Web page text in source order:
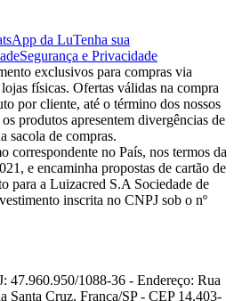
da LuTenha sua
Segurança e Privacidade
exclusivos para compras via
físicas. Ofertas válidas na compra
por cliente, até o término dos nossos
produtos apresentem divergências de
sacola de compras.
correspondente no País, nos termos da
e encaminha propostas de cartão de
para a Luizacred S.A Sociedade de
inscrita no CNPJ sob o nº
47.960.950/1088-36 - Endereço: Rua
Cruz, Franca/SP - CEP 14.403-